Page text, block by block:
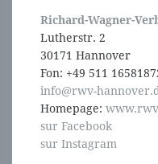
Richard-Wagner-
Lutherstr. 2
30171 Hannover
Fon: +49 511
info@rwv-
Homepage:
sur Facebook
sur Instagram